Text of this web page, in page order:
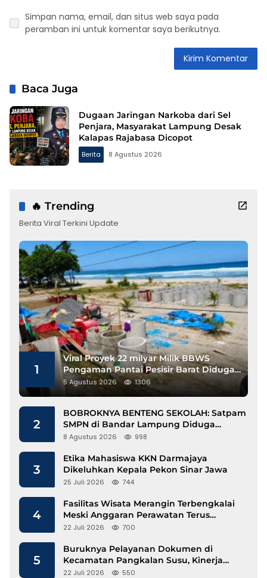
Simpan nama, email, dan situs web saya pada
peramban ini untuk komentar saya berikutnya.
Baca Juga
Dugaan Jaringan Narkoba dari Sel
Penjara, Masyarakat Lampung Desak
Kalapas Rajabasa Dicopot
Berita 8 Agustus 2026
🔥 Trending
Berita Viral Terkini Update
1
Viral Proyek 22 milyar Milik BBWS
Pengaman Pantai Pesisir Barat Diduga
Gunakan Besi Banci
5 Agustus 2026 1306
2
BOBROKNYA BENTENG SEKOLAH: Satpam
SMPN di Bandar Lampung Diduga
Lecehkan Siswi
8 Agustus 2026 998
3
Etika Mahasiswa KKN Darmajaya
Dikeluhkan Kepala Pekon Sinar Jawa
25 Juli 2026 744
4
Fasilitas Wisata Merangin Terbengkalai
Meski Anggaran Perawatan Terus
Mengalir
22 Juli 2026 700
5
Buruknya Pelayanan Dokumen di
Kecamatan Pangkalan Susu, Kinerja
Disdukcapil Langkat Disorot
22 Juli 2026 550